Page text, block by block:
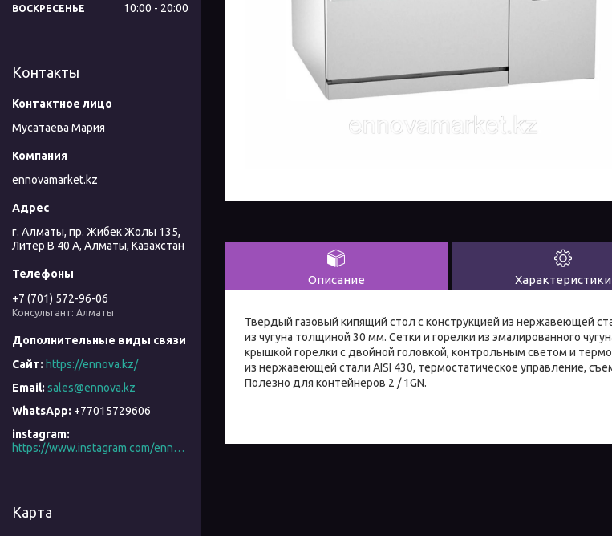
Описание Характеристики
Твердый газовый кипящий стол с конструкцией из нержавеющей
из чугуна толщиной 30 мм. Сетки и горелки из эмалированного
крышкой горелки с двойной головкой, контрольным светом и
из нержавеющей стали AISI 430, термостатическое управление,
Полезно для контейнеров 2 / 1GN.
ВОСКРЕСЕНЬЕ 10:00 20:00
Контакты
Мусатаева Мария
ennovamarket.kz
г. Алматы, пр. Жибек Жолы 135,
Литер В 40 А, Алматы, Казахстан
+7 (701) 572-96-06
Консультант: Алматы
https://ennova.kz/
sales@ennova.kz
+77015729606
instagram
https://www.instagram.com/ennova_horeca/
Карта